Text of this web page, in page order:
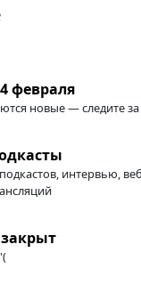
февраля
новые — следите
интервью,